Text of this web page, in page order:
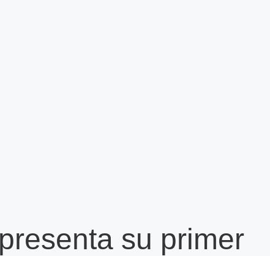
su primer